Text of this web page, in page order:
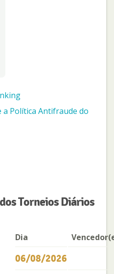
a Política Antifraude do
Torneios Diários
Dia
06/08/2026